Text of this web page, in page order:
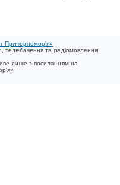
Причорномор'я»
телебачення та радіомовлення
лише з посиланням на